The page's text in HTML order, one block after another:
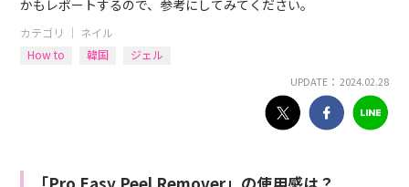
かもレポートするので、参考にしてみてください。
カテゴリ ｜ ネイル
How to
韓国 ジェル
UPDATE： 2024.02.28